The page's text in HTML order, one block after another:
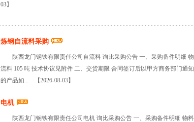
03】
炼钢自流料采购
陕西龙门钢铁有限责任公司自流料 询比采购公告 一、采购备件明细
流料 105 吨 技术协议见附件 二、交货期限 合同签订后以甲方商务部门通
的产品如...
【2026-08-03】
电机
陕西龙门钢铁有限责任公司电机 询比采购公告 一、采购备件明细 物